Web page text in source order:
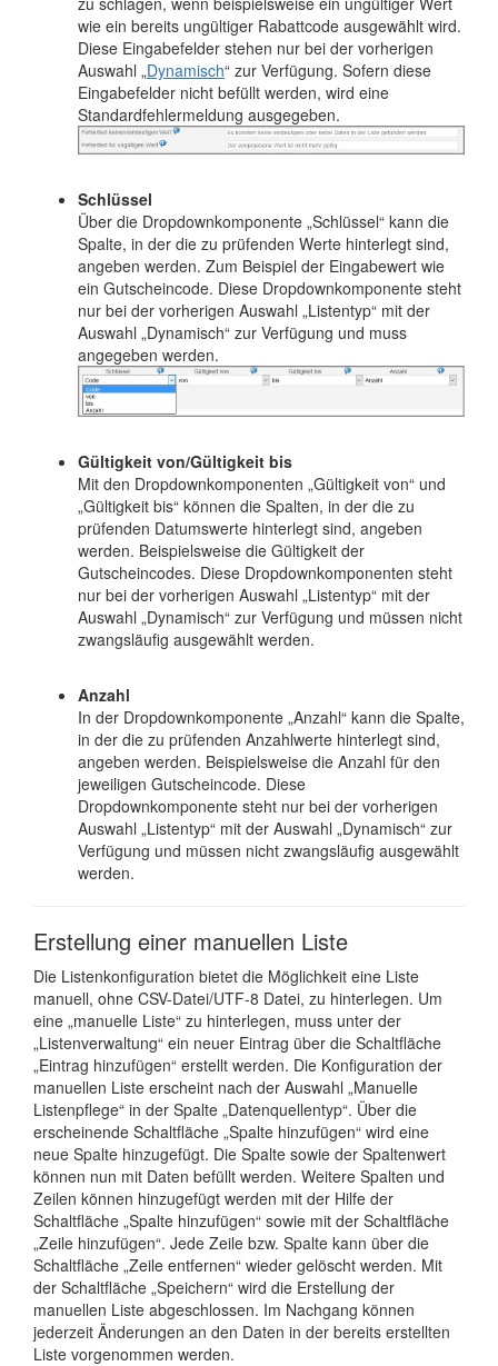
wie ein bereits ungültiger Rabattcode ausgewählt wird.
Diese Eingabefelder stehen nur bei der vorherigen
Auswahl „Dynamisch“ zur Verfügung. Sofern diese
Eingabefelder nicht befüllt werden, wird eine
Standardfehlermeldung ausgegeben.
Schlüssel
Über die Dropdownkomponente „Schlüssel“ kann die
Spalte, in der die zu prüfenden Werte hinterlegt sind,
angeben werden. Zum Beispiel der Eingabewert wie
ein Gutscheincode. Diese Dropdownkomponente steht
nur bei der vorherigen Auswahl „Listentyp“ mit der
Auswahl „Dynamisch“ zur Verfügung und muss
angegeben werden.
Gültigkeit von/Gültigkeit bis
Mit den Dropdownkomponenten „Gültigkeit von“ und
„Gültigkeit bis“ können die Spalten, in der die zu
prüfenden Datumswerte hinterlegt sind, angeben
werden. Beispielsweise die Gültigkeit der
Gutscheincodes. Diese Dropdownkomponenten steht
nur bei der vorherigen Auswahl „Listentyp“ mit der
Auswahl „Dynamisch“ zur Verfügung und müssen nicht
zwangsläufig ausgewählt werden.
Anzahl
In der Dropdownkomponente „Anzahl“ kann die Spalte,
in der die zu prüfenden Anzahlwerte hinterlegt sind,
angeben werden. Beispielsweise die Anzahl für den
jeweiligen Gutscheincode. Diese
Dropdownkomponente steht nur bei der vorherigen
Auswahl „Listentyp“ mit der Auswahl „Dynamisch“ zur
Verfügung und müssen nicht zwangsläufig ausgewählt
werden.
Erstellung einer manuellen Liste
Die Listenkonfiguration bietet die Möglichkeit eine Liste
manuell, ohne CSV-Datei/UTF-8 Datei, zu hinterlegen. Um
eine „manuelle Liste“ zu hinterlegen, muss unter der
„Listenverwaltung“ ein neuer Eintrag über die Schaltfläche
„Eintrag hinzufügen“ erstellt werden. Die Konfiguration der
manuellen Liste erscheint nach der Auswahl „Manuelle
Listenpflege“ in der Spalte „Datenquellentyp“. Über die
erscheinende Schaltfläche „Spalte hinzufügen“ wird eine
neue Spalte hinzugefügt. Die Spalte sowie der Spaltenwert
können nun mit Daten befüllt werden. Weitere Spalten und
Zeilen können hinzugefügt werden mit der Hilfe der
Schaltfläche „Spalte hinzufügen“ sowie mit der Schaltfläche
„Zeile hinzufügen“. Jede Zeile bzw. Spalte kann über die
Schaltfläche „Zeile entfernen“ wieder gelöscht werden. Mit
der Schaltfläche „Speichern“ wird die Erstellung der
manuellen Liste abgeschlossen. Im Nachgang können
jederzeit Änderungen an den Daten in der bereits erstellten
Liste vorgenommen werden.